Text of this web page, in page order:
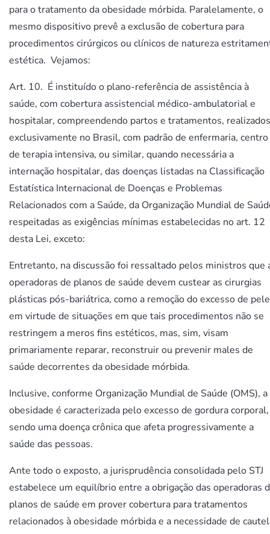
para o tratamento da obesidade mórbida. Paralelamente, o
mesmo dispositivo prevê a exclusão de cobertura para
procedimentos cirúrgicos ou clínicos de natureza
estética. Vejamos:
Art. 10. É instituído o plano-referência de assistência à
saúde, com cobertura assistencial médico-ambulatorial e
hospitalar, compreendendo partos e tratamentos, realizados
exclusivamente no Brasil, com padrão de enfermaria, centro
de terapia intensiva, ou similar, quando necessária a
internação hospitalar, das doenças listadas na Classificação
Estatística Internacional de Doenças e Problemas
Relacionados com a Saúde, da Organização Mundial de
respeitadas as exigências mínimas estabelecidas no art. 12
desta Lei, exceto:
Entretanto, na discussão foi ressaltado pelos ministros que
operadoras de planos de saúde devem custear as cirurgias
plásticas pós-bariátrica, como a remoção do excesso de
em virtude de situações em que tais procedimentos não se
restringem a meros fins estéticos, mas, sim, visam
primariamente reparar, reconstruir ou prevenir males de
saúde decorrentes da obesidade mórbida.
Inclusive, conforme Organização Mundial de Saúde (OMS), a
obesidade é caracterizada pelo excesso de gordura corporal,
sendo uma doença crônica que afeta progressivamente a
saúde das pessoas.
Ante todo o exposto, a jurisprudência consolidada pelo STJ
estabelece um equilíbrio entre a obrigação das operadoras
planos de saúde em prover cobertura para tratamentos
relacionados à obesidade mórbida e a necessidade de